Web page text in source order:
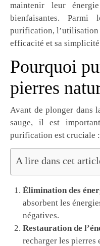
maintenir leur
bienfaisantes. Parmi
purification, l’utilisation
efficacité et sa
Pourquoi
pierres
Avant de plonger dans
sauge, il est
purification est cruciale :
A lire dans cet
Élimination des
absorbent les
négatives.
Restauration de
recharger les pierres